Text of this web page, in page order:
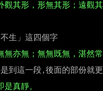
觀其形，形無其形；遠觀其
生」這四個字
無亦無；無無既無，湛然常
到這一段,後面的部份就更
真靜。